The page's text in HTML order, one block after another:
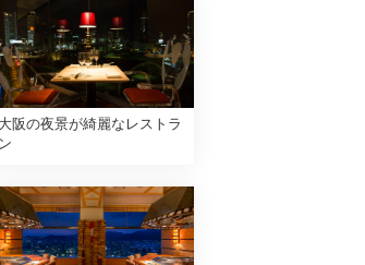
大阪の夜景が綺麗なレストラ
ン